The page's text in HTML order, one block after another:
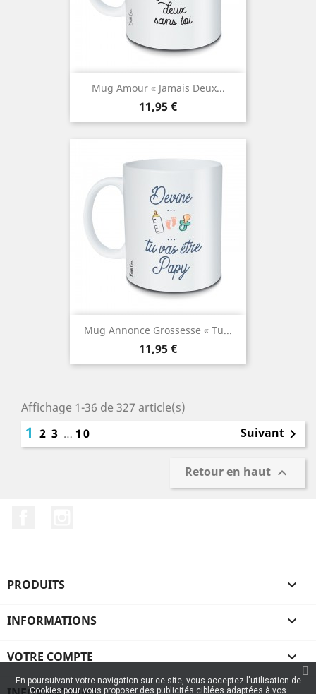
Mug Amour « Jamais Deux...
Prix
11,95 €
Mug Annonce Grossesse « Tu...
Prix
11,95 €
Affichage 1-36 de 327 article(s)
1 2 3 … 10 Suivant 
Retour en haut 
PRODUITS 
INFORMATIONS 
VOTRE COMPTE 
En poursuivant votre navigation sur ce site, vous acceptez l'utilisation de
Cookies pour vous proposer des publicités ciblées adaptées à vos